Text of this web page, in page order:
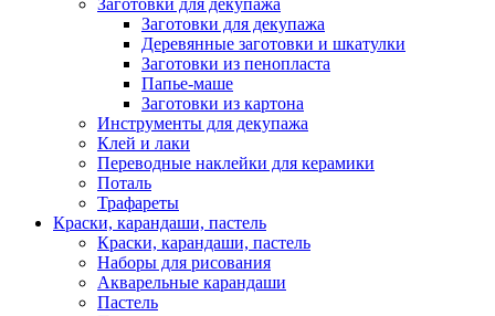
Заготовки для декупажа
Заготовки для декупажа
Деревянные заготовки и шкатулки
Заготовки из пенопласта
Папье-маше
Заготовки из картона
Инструменты для декупажа
Клей и лаки
Переводные наклейки для керамики
Поталь
Трафареты
Краски, карандаши, пастель
Краски, карандаши, пастель
Наборы для рисования
Акварельные карандаши
Пастель